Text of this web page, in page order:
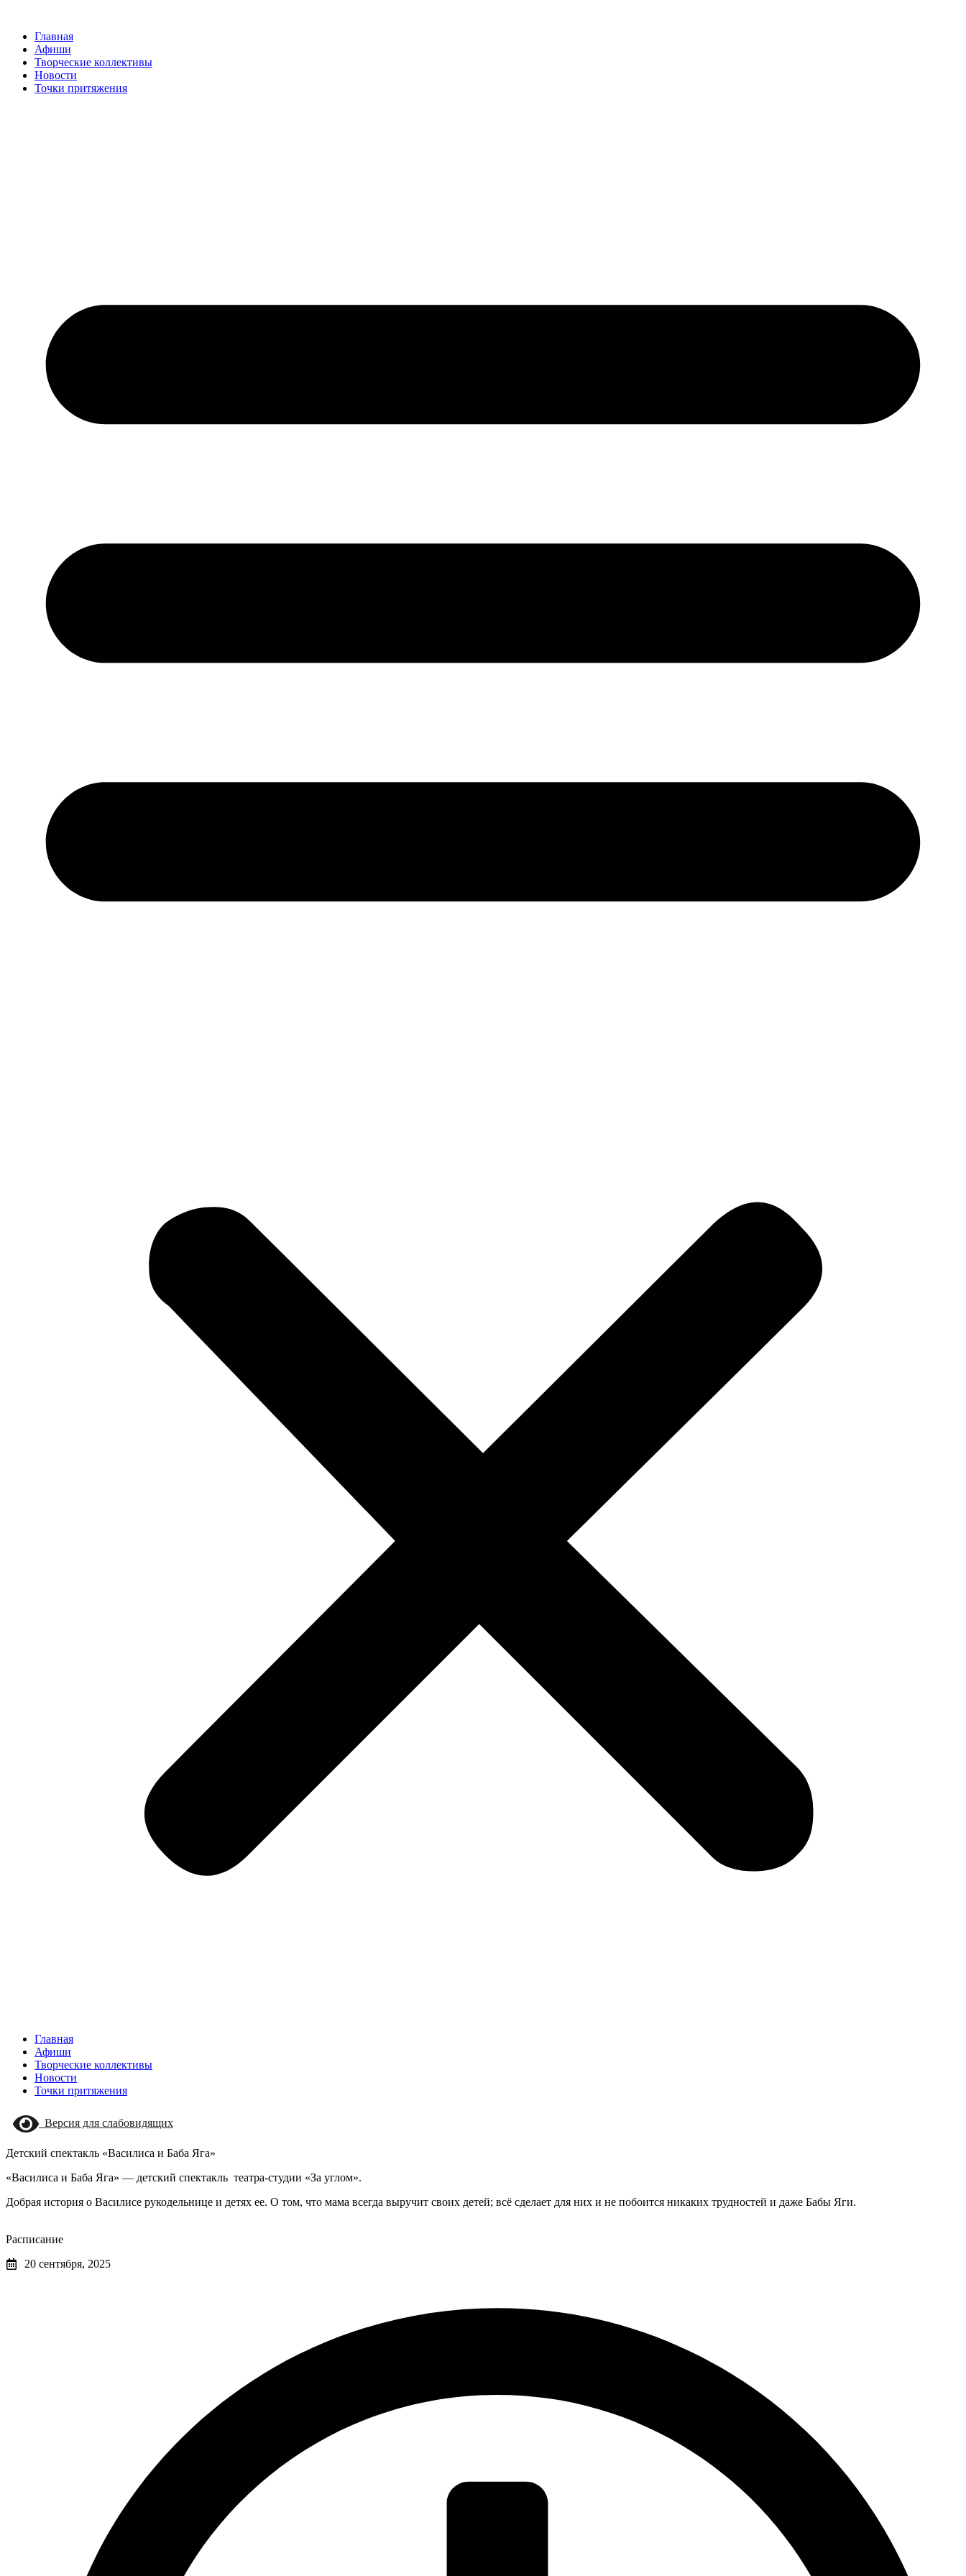
содержимому
Главная
Афиши
Творческие коллективы
Новости
Точки притяжения
Главная
Афиши
Творческие коллективы
Новости
Точки притяжения
Версия для слабовидящих
Детский спектакль «Василиса и Баба Яга»
«Василиса и Баба Яга» — детский спектакль театра-студии «За углом».
Добрая история о Василисе рукодельнице и детях ее. О том, что мама всегда выручит своих детей; всё сделает для них и не побоится никаких трудностей и даже Бабы Яги.
Расписание
20 сентября, 2025